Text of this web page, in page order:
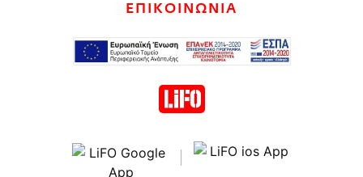
ΕΠΙΚΟΙΝΩΝΙΑ